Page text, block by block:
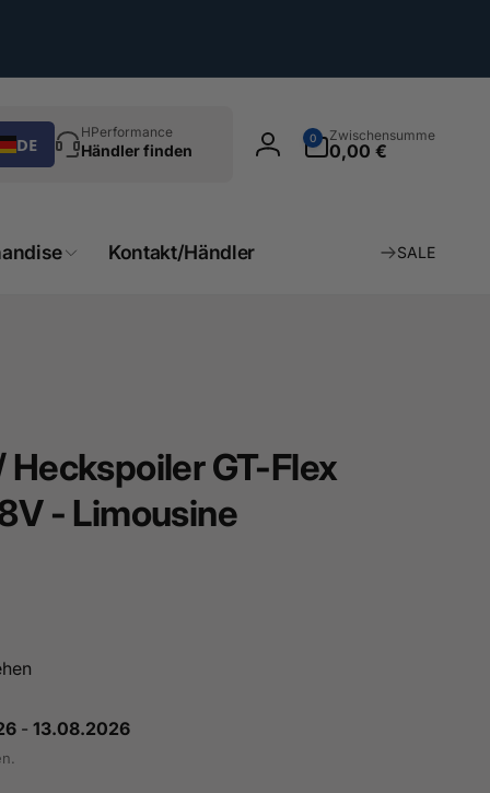
DE
HPerformance
Händler finden Einloggen
0
Artikel
Zwischensumme
0,00 €
Kontakt/Händler SALE
GT-Flex
- Limousine
- 13.08.2026